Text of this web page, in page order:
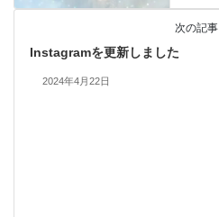
次の記事
Instagramを更新しました
2024年4月22日